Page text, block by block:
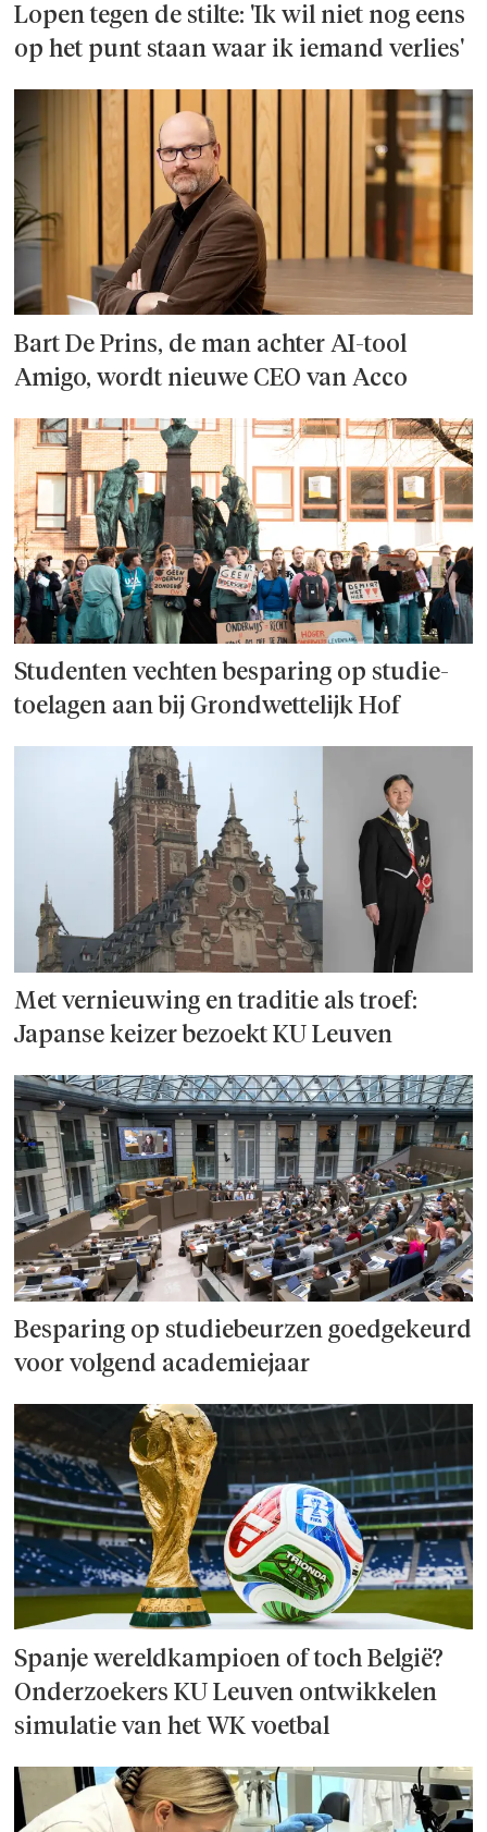
Lopen tegen de stilte: 'Ik wil niet nog eens
op het punt staan waar ik iemand verlies'
Bart De Prins, de man achter AI-tool
Amigo, wordt nieuwe CEO van Acco
Studenten vechten besparing op studie­
toelagen aan bij Grondwettelijk Hof
Met vernieuwing en traditie als troef:
Japanse keizer bezoekt KU Leuven
Besparing op studie­beurzen goed­ge­keurd
voor volgend academiejaar
Spanje wereld­kampioen of toch België?
Onderzoek­ers KU Leuven ontwikkelen
simulatie van het WK voetbal